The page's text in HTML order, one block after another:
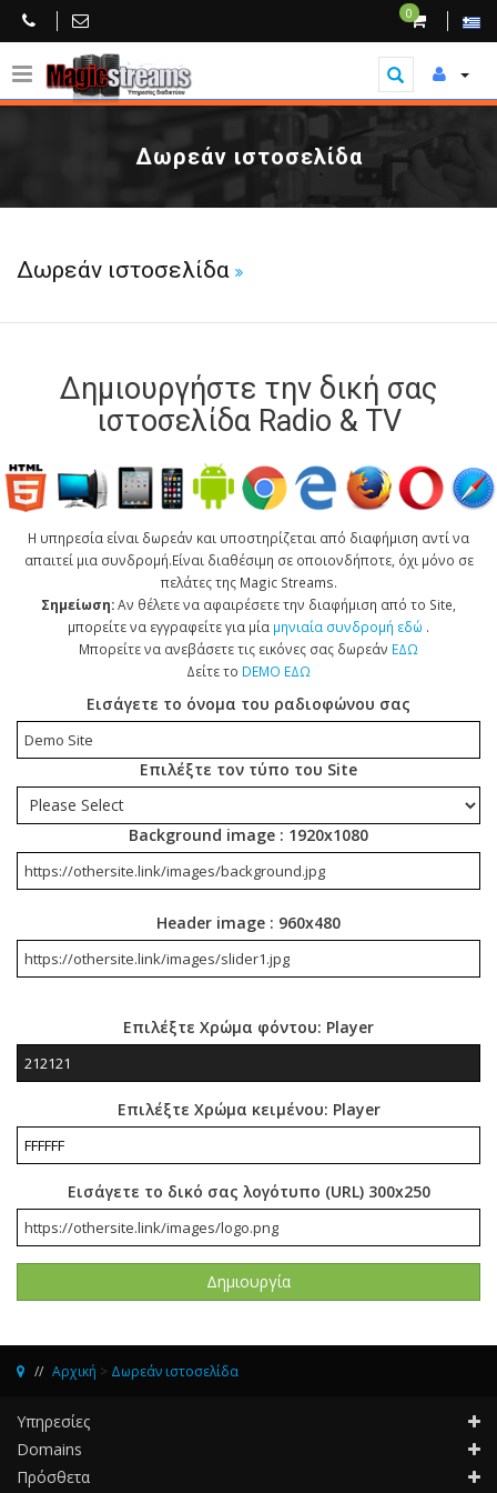
0
Δωρεάν ιστοσελίδα
Δωρεάν ιστοσελίδα
Δημιουργήστε την δική σας
ιστοσελίδα Radio & TV
Η υπηρεσία είναι δωρεάν και υποστηρίζεται από διαφήμιση αντί να
απαιτεί μια συνδρομή.Είναι διαθέσιμη σε οποιονδήποτε, όχι μόνο σε
πελάτες της Magic Streams.
Σημείωση:Αν θέλετε να αφαιρέσετε την διαφήμιση από το Site,
μπορείτε να εγγραφείτε για μία μηνιαία συνδρομή εδώ .
Μπορείτε να ανεβάσετε τις εικόνες σας δωρεάν ΕΔΩ
Δείτε το DEMO ΕΔΩ
Εισάγετε το όνομα του ραδιοφώνου σας
Επιλέξτε τον τύπο του Site
Background image : 1920x1080
Header image : 960x480
Επιλέξτε Χρώμα φόντου: Player
Επιλέξτε Χρώμα κειμένου: Player
Εισάγετε το δικό σας λογότυπο (URL) 300x250
Αρχική > Δωρεάν ιστοσελίδα
Υπηρεσίες
Domains
Πρόσθετα